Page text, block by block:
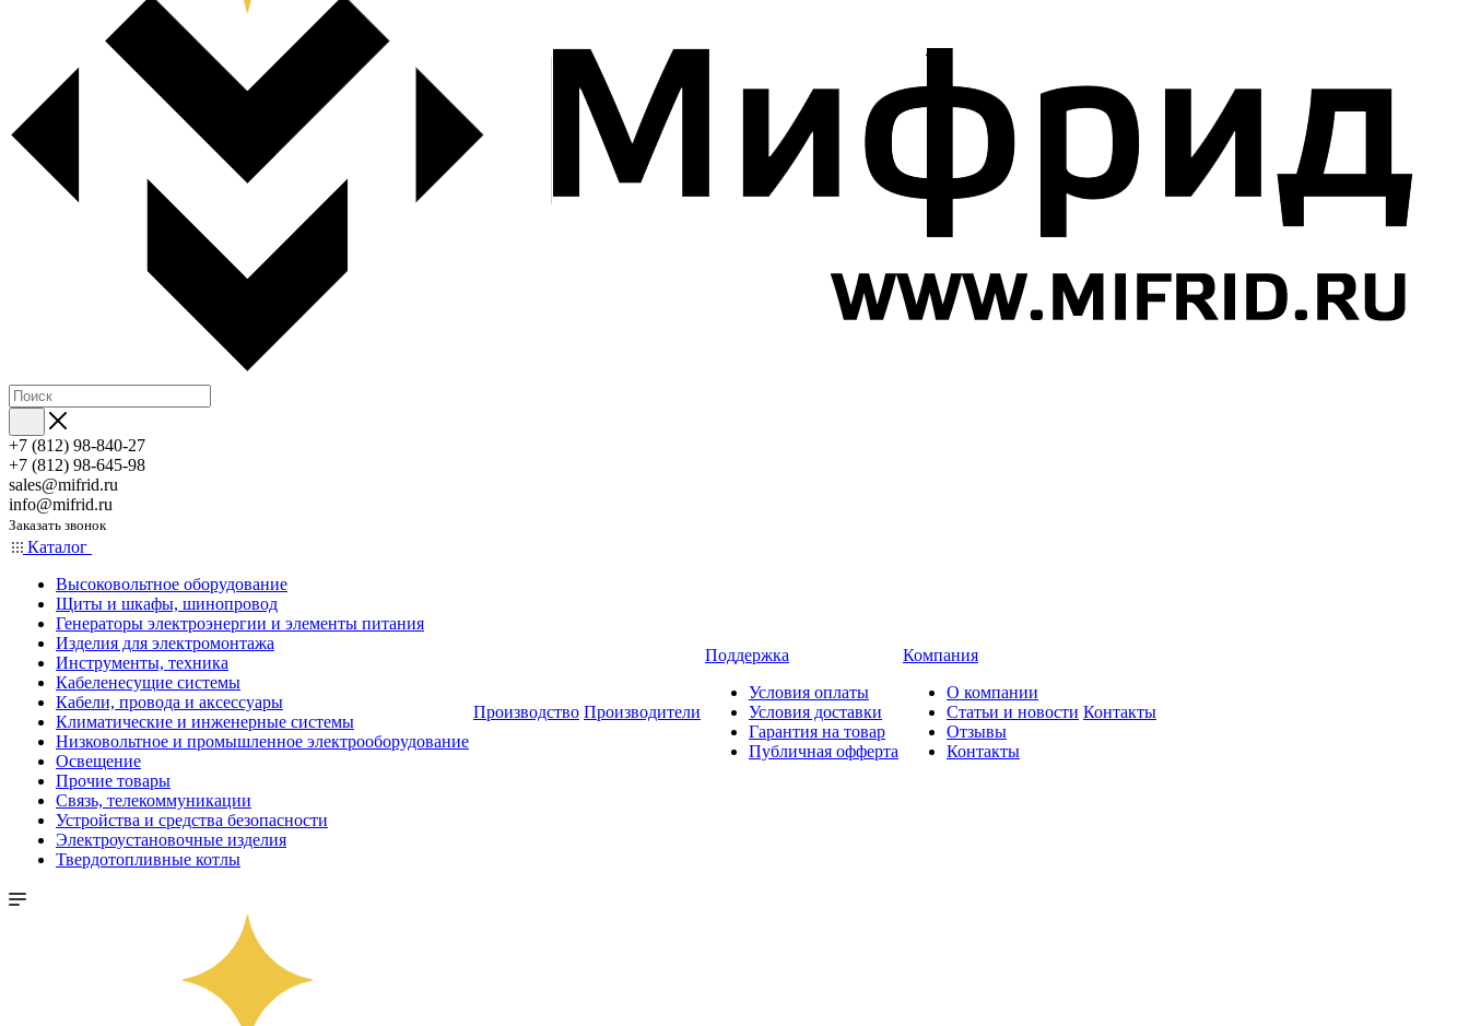
+7 (812) 98-840-27
+7 (812) 98-645-98
sales@mifrid.ru
info@mifrid.ru
Заказать звонок
Каталог
Высоковольтное оборудование
Щиты и шкафы, шинопровод
Генераторы электроэнергии и элементы питания
Изделия для электромонтажа
Инструменты, техника
Кабеленесущие системы
Кабели, провода и аксессуары
Климатические и инженерные системы
Низковольтное и промышленное электрооборудование
Освещение
Прочие товары
Связь, телекоммуникации
Устройства и средства безопасности
Электроустановочные изделия
Твердотопливные котлы
Производство Производители
Поддержка
Условия оплаты
Условия доставки
Гарантия на товар
Публичная офферта
Компания
О компании
Статьи и новости
Отзывы
Контакты
Контакты